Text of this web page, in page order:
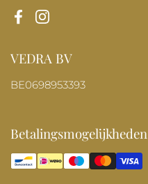
FacebookInstagram
VEDRA BV
BE0698953393
Betalingsmogelijkheden